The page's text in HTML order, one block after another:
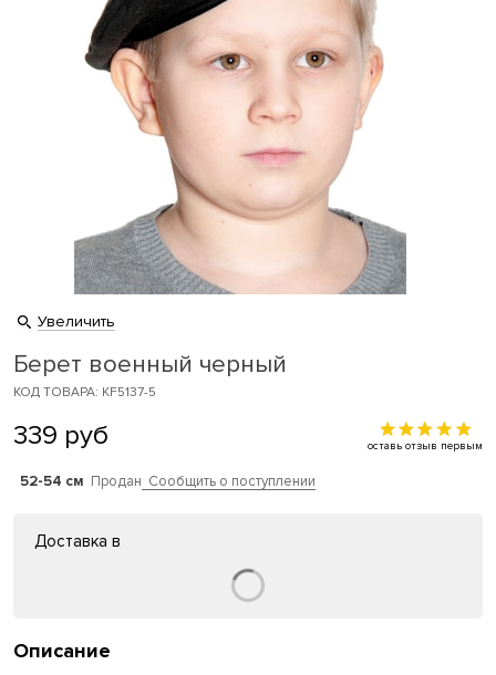
Увеличить
Берет военный черный
КОД ТОВАРА: KF5137-5
339 руб оставь отзыв первым
52-54 см Продан Сообщить о поступлении
Доставка в
Описание